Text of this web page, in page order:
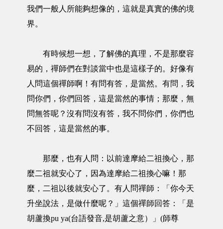
我們一般人所能夠想像的，這就是真實的佛的境
界。
有時候想一想，了解佛的真理，不是那麼容
易的，禪師們在對談當中也是這樣子的。好像有
人問這個禪師啊！有問有答，是當然。有問，我
問你們，你們回答，這是當然的事情；那麼，無
問無答呢？沒有問沒有答，我不問你們，你們也
不回答，這是當然的事。
那麼，也有人問：以前達摩給二祖換心，那
麼二祖就安心了，因為達摩給二祖換心嘛！那
麼，二祖以後就安心了。有人問禪師：「你今天
升坐說法，是做什麼呢？」這個禪師回答：「是
胡蘆換pu ya(台語發音,是胡蘆之意）」(師尊